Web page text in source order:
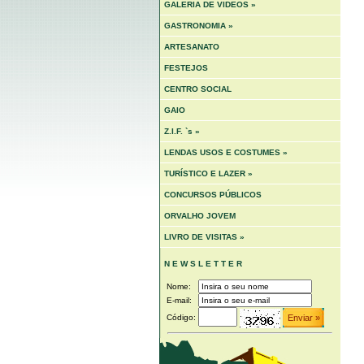
GALERIA DE VIDEOS »
GASTRONOMIA »
ARTESANATO
FESTEJOS
CENTRO SOCIAL
GAIO
Z.I.F. `s »
LENDAS USOS E COSTUMES »
TURÍSTICO E LAZER »
CONCURSOS PÚBLICOS
ORVALHO JOVEM
LIVRO DE VISITAS »
N E W S L E T T E R
Nome:
E-mail:
Código: